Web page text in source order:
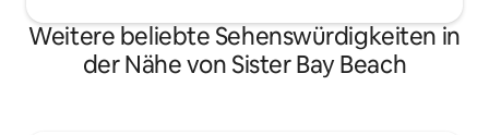
Weitere beliebte Sehenswürdigkeiten in
der Nähe von Sister Bay Beach